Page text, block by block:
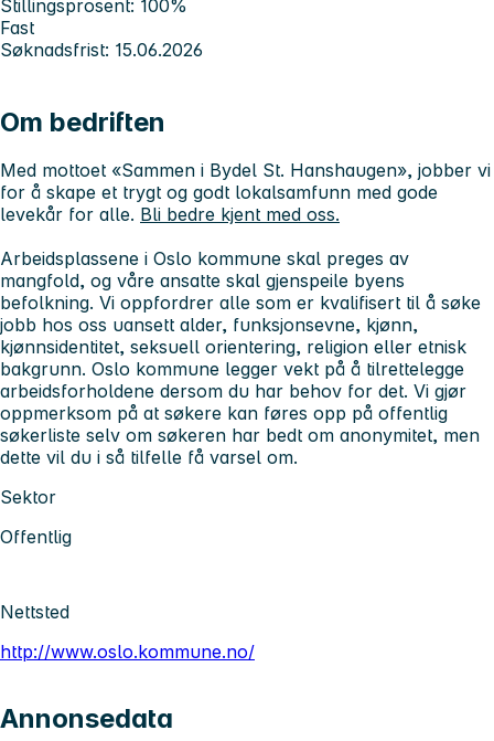
Stillingsprosent: 100%
Fast
Søknadsfrist: 15.06.2026
Om bedriften
Med mottoet «Sammen i Bydel St. Hanshaugen», jobber vi
for å skape et trygt og godt lokalsamfunn med gode
levekår for alle. Bli bedre kjent med oss.
Arbeidsplassene i Oslo kommune skal preges av
mangfold, og våre ansatte skal gjenspeile byens
befolkning. Vi oppfordrer alle som er kvalifisert til å søke
jobb hos oss uansett alder, funksjonsevne, kjønn,
kjønnsidentitet, seksuell orientering, religion eller etnisk
bakgrunn. Oslo kommune legger vekt på å tilrettelegge
arbeidsforholdene dersom du har behov for det. Vi gjør
oppmerksom på at søkere kan føres opp på offentlig
søkerliste selv om søkeren har bedt om anonymitet, men
dette vil du i så tilfelle få varsel om.
Sektor
Offentlig
Nettsted
http://www.oslo.kommune.no/
Annonsedata